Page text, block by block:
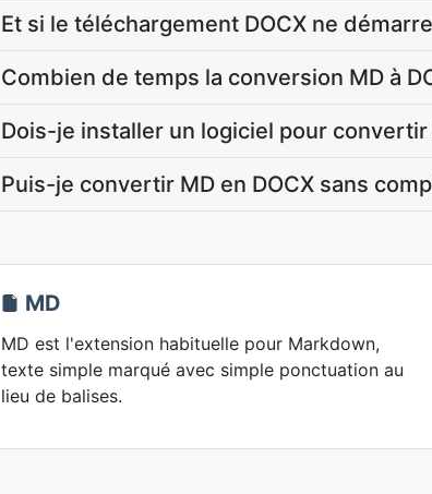
Et si le téléchargement DOCX ne
Combien de temps la conversion MD à
Dois-je installer un logiciel pour convertir
Puis-je convertir MD en DOCX sans
MD
MD est l'extension habituelle pour Markdown,
texte simple marqué avec simple ponctuation au
lieu de balises.